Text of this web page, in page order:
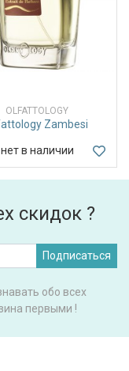
OLFATTOLOGY
Zambesi
нет в наличии
скидок ?
Подписаться
обо всех
первыми !